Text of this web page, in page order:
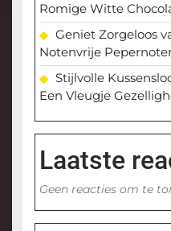
Romige Witte
Geniet Zorgeloos
Notenvrije
Stijlvolle
Een Vleugje
Laatste
Geen reacties om te